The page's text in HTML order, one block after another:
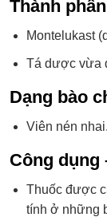
Thành
Montelukast
Tá dược vừa
Dạng bào
Viên nén nhai.
Công dụng
Thuốc được
tính ở những